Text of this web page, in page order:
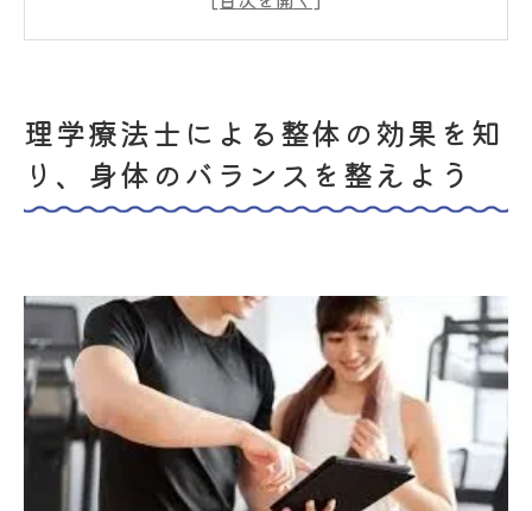
整体の知識で健康的なライフスタイルを
筋肉の不調を整体で改善して心身の健康を取り
整体施術による筋肉のリラクゼーション効
果
筋肉のバランス回復における整体のメリッ
ト
整体で心身のストレスを解消する方法
筋肉痛を軽減する整体の実践
理学療法士による整体の効果を知
り、身体のバランスを整えよう